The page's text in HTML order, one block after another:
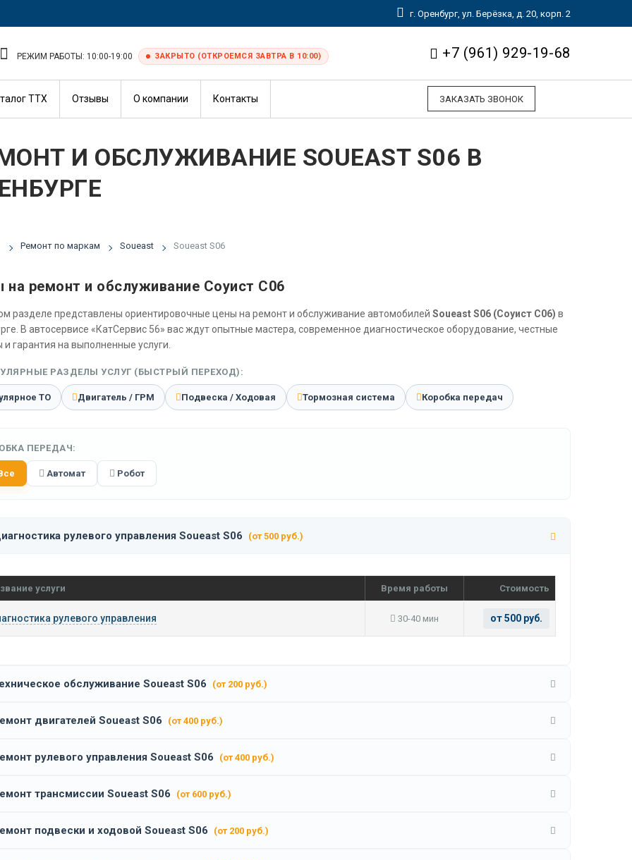
г. Оренбург, ул. Берёзка, д. 20, корп. 2
+7 (961) 929-19-68
РЕЖИМ РАБОТЫ: 10:00-19:00 ЗАКРЫТО (ОТКРОЕМСЯ ЗАВТРА В 10:00)
ЗАКАЗАТЬ ЗВОНОК
ТТХ Отзывы О компании Контакты
И ОБСЛУЖИВАНИЕ SOUEAST S06 В
Ремонт по маркам Soueast Soueast S06
на ремонт и обслуживание Соуист С06
разделе представлены ориентировочные цены на ремонт и обслуживание автомобилей Soueast S06 (Соуист С06) в
В автосервисе «КатСервис 56» вас ждут опытные мастера, современное диагностическое оборудование, честные
гарантия на выполненные услуги.
РАЗДЕЛЫ УСЛУГ (БЫСТРЫЙ ПЕРЕХОД):
ТО Двигатель / ГРМ Подвеска / Ходовая Тормозная система Коробка передач
ПЕРЕДАЧ:
Автомат Робот
рулевого управления Soueast S06 (от 500 руб.)
услуги Время работы Стоимость
рулевого управления 30-40 мин от 500 руб.
обслуживание Soueast S06 (от 200 руб.)
двигателей Soueast S06 (от 400 руб.)
рулевого управления Soueast S06 (от 400 руб.)
трансмиссии Soueast S06 (от 600 руб.)
подвески и ходовой Soueast S06 (от 200 руб.)